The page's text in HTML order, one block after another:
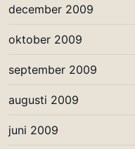
december 2009
oktober 2009
september 2009
augusti 2009
juni 2009